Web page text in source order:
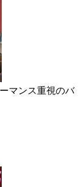
マンス重視のバ